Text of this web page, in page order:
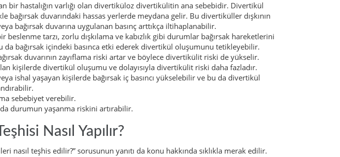
bir hastalığın varlığı olan divertiküloz divertikülitin ana sebebidir. Divertikül
bağırsak duvarındaki hassas yerlerde meydana gelir. Bu divertiküller dışkının
bağırsak duvarına uygulanan basınç arttıkça iltihaplanabilir.
beslenme tarzı, zorlu dışkılama ve kabızlık gibi durumlar bağırsak hareketlerini
da bağırsak içindeki basınca etki ederek divertikül oluşumunu tetikleyebilir.
duvarının zayıflama riski artar ve böylece divertikülit riski de yükselir.
kişilerde divertikül oluşumu ve dolayısıyla divertikülit riski daha fazladır.
veya ishal yaşayan kişilerde bağırsak iç basıncı yükselebilir ve bu da divertikül
sebebiyet verebilir.
da durumun yaşanma riskini artırabilir.
Nasıl Yapılır?
nasıl teşhis edilir?” sorusunun yanıtı da konu hakkında sıklıkla merak edilir.